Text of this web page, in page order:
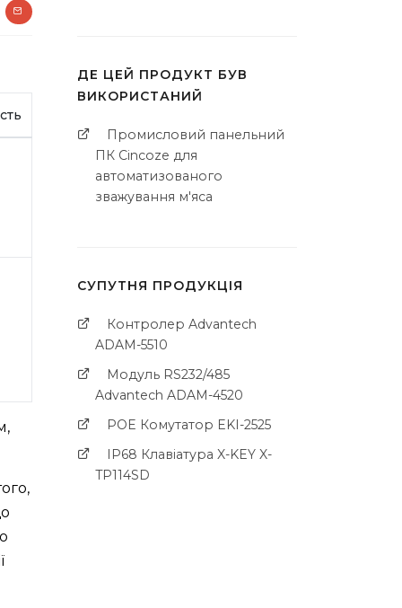
ДЕ ЦЕЙ ПРОДУКТ БУВ
ВИКОРИСТАНИЙ
Промисловий панельний
ПК Cincoze для
автоматизованого
зважування м'яса
СУПУТНЯ ПРОДУКЦІЯ
Контролер Advantech
ADAM-5510
Модуль RS232/485
Advantech ADAM-4520
POE Комутатор EKI-2525
IP68 Клавіатура X-KEY X-
TP114SD